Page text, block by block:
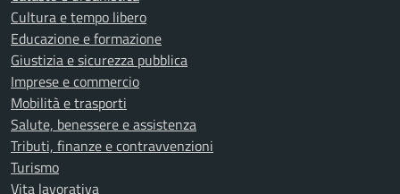
Cultura e tempo libero
Educazione e formazione
Giustizia e sicurezza pubblica
Imprese e commercio
Mobilità e trasporti
Salute, benessere e assistenza
Tributi, finanze e contravvenzioni
Turismo
Vita lavorativa